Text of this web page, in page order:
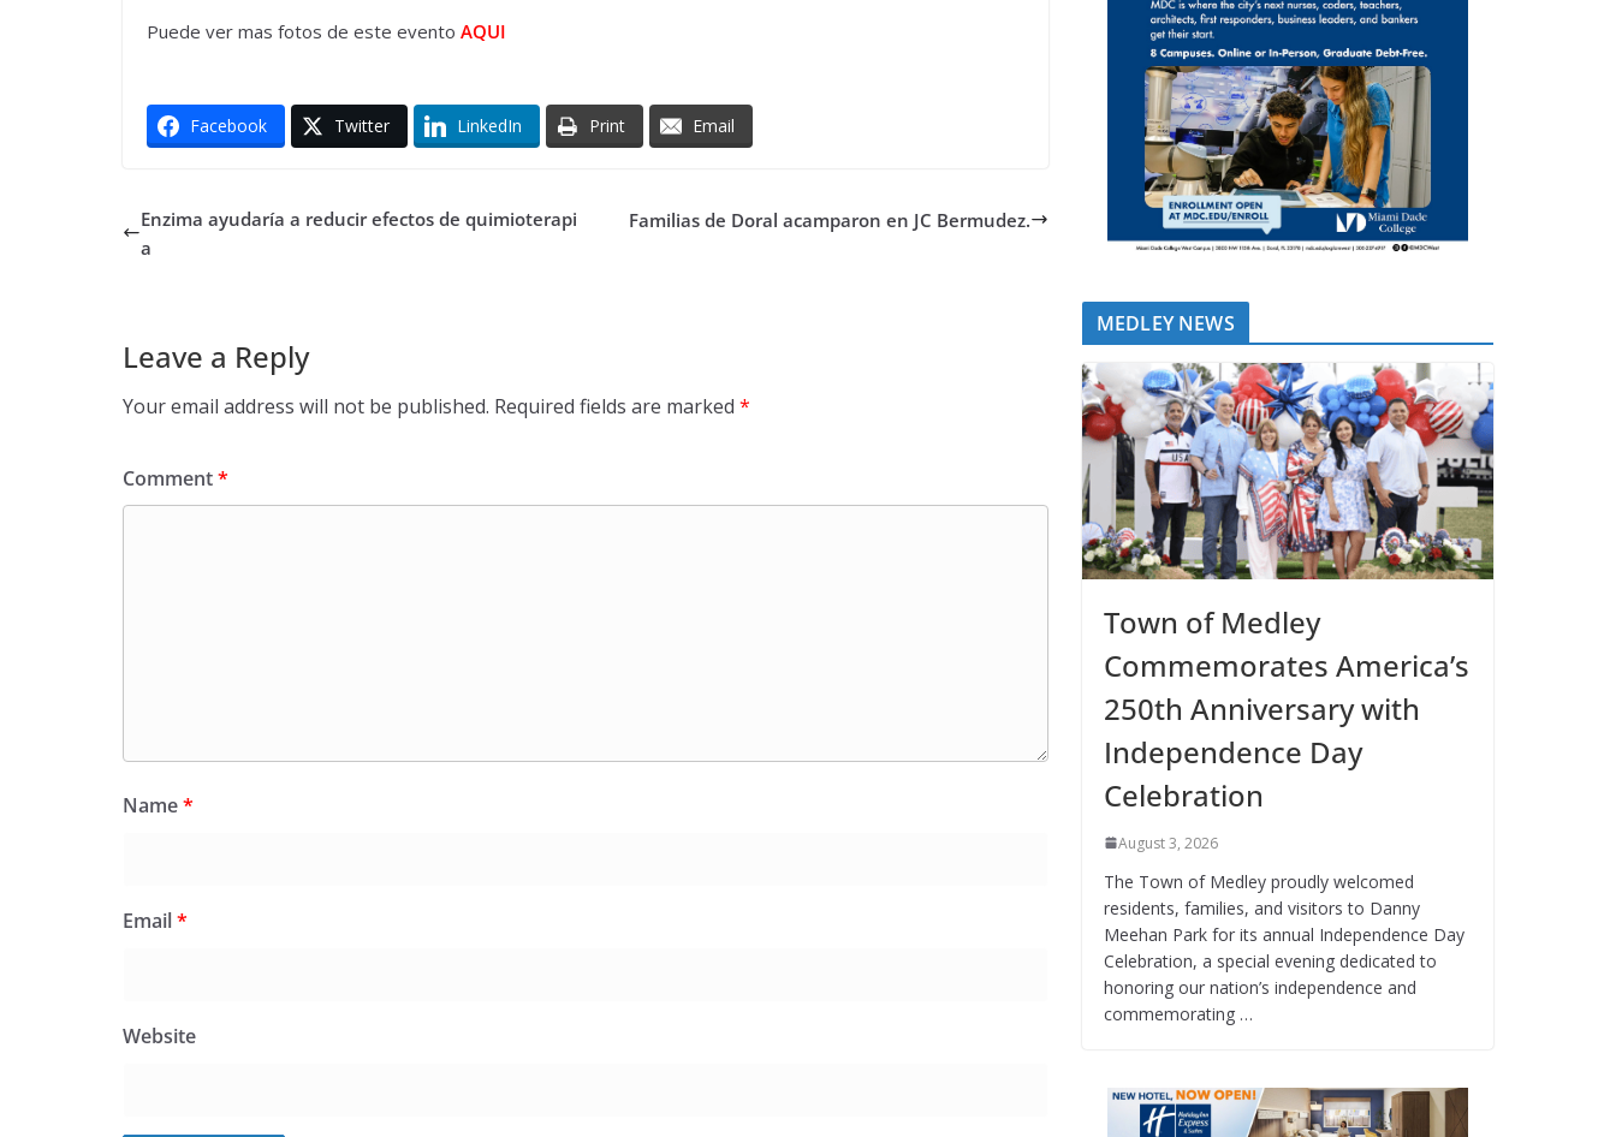
Puede ver mas fotos de este evento AQUI
Facebook Twitter LinkedIn Print Email
Enzima ayudaría a reducir efectos de quimioterapi
a
Familias de Doral acamparon en JC Bermudez.
Leave a Reply
Your email address will not be published. Required fields are marked *
Comment*
Name*
Email*
Website
MEDLEY NEWS
Town of Medley
Commemorates America’s
250th Anniversary with
Independence Day
Celebration
August 3, 2026
The Town of Medley proudly welcomed
residents, families, and visitors to Danny
Meehan Park for its annual Independence Day
Celebration, a special evening dedicated to
honoring our nation’s independence and
commemorating …